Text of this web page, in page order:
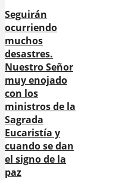
Seguirán
ocurriendo
muchos
desastres.
Nuestro Señor
muy enojado
con los
ministros de la
Sagrada
Eucaristía y
cuando se dan
el signo de la
paz